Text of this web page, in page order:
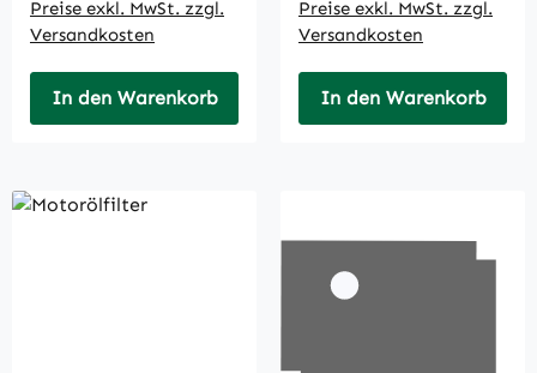
Preise exkl. MwSt. zzgl.
Versandkosten
In den Warenkorb
Preise exkl. MwSt. zzgl.
Versandkosten
In den Warenkorb